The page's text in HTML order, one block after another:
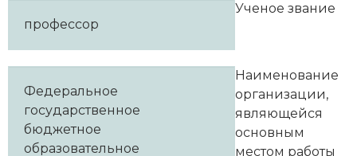
профессор
Ученое звание
Федеральное
государственное
бюджетное
образовательное
Наименование
организации,
являющейся
основным
местом работы